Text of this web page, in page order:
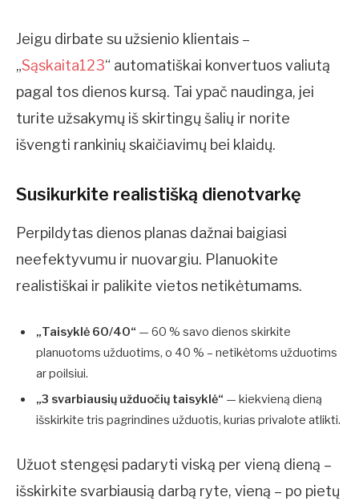
Jeigu dirbate su užsienio klientais –
„Sąskaita123“ automatiškai konvertuos valiutą
pagal tos dienos kursą. Tai ypač naudinga, jei
turite užsakymų iš skirtingų šalių ir norite
išvengti rankinių skaičiavimų bei klaidų.
Susikurkite realistišką dienotvarkę
Perpildytas dienos planas dažnai baigiasi
neefektyvumu ir nuovargiu. Planuokite
realistiškai ir palikite vietos netikėtumams.
„Taisyklė 60/40“ — 60 % savo dienos skirkite
planuotoms užduotims, o 40 % – netikėtoms užduotims
ar poilsiui.
„3 svarbiausių užduočių taisyklė“ — kiekvieną dieną
išskirkite tris pagrindines užduotis, kurias privalote atlikti.
Užuot stengęsi padaryti viską per vieną dieną –
išskirkite svarbiausią darbą ryte, vieną – po pietų